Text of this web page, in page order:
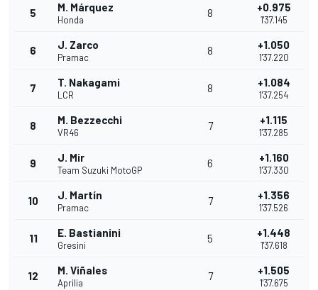
5 M. Márquez
Honda
8 +0.975
1'37.145
6 J. Zarco
Pramac
8 +1.050
1'37.220
7 T. Nakagami
LCR
8 +1.084
1'37.254
8 M. Bezzecchi
VR46
7 +1.115
1'37.285
9 J. Mir
Team Suzuki MotoGP
6 +1.160
1'37.330
10 J. Martín
Pramac
7 +1.356
1'37.526
11 E. Bastianini
Gresini
5 +1.448
1'37.618
12 M. Viñales
Aprilia
7 +1.505
1'37.675